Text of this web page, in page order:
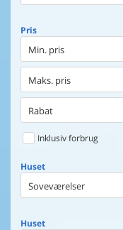
Pris
Min. pris
Maks. pris
Rabat
Inklusiv forbrug
Huset
Soveværelser
Huset